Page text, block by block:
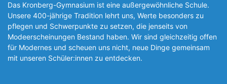
Das Kronberg-Gymnasium ist eine außergewöhnliche Schule.
Unsere 400-jährige Tradition lehrt uns, Werte besonders zu
pflegen und Schwerpunkte zu setzen, die jen­seits von
Modeerscheinungen Be­stand haben. Wir sind gleichzeitig offen
für Modernes und scheuen uns nicht, neue Dinge gemeinsam
mit unseren Schüler:innen zu entde­cken.